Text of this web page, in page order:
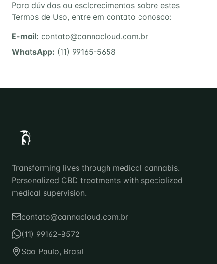
Para dúvidas ou esclarecimentos sobre estes
Termos de Uso, entre em contato conosco:
E-mail: contato@cannacloud.com.br
WhatsApp: (11) 99165-5658
Transforming lives through medical cannabis.
Personalized CBD treatments with specialized
medical supervision.
contato@cannacloud.com.br
(11) 99162-8572
São Paulo, Brasil